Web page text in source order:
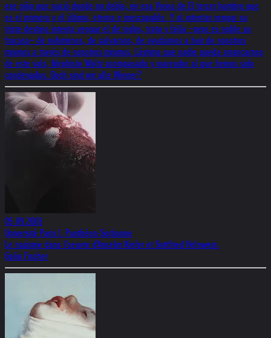
ese niño que nació donde no debía, en esa Viena de El tercer hombre que
es el primero y el último, eterna e inescapable. Y al intentar vengar su
triste destino intenta vengar el de todos, trata y falla −pero es noble su
fracaso− de redimirnos, de salvarnos, de ayudarnos a huir de nosotros
mismos a través de nosotros mismos. Lástima que nadie pueda arrancarnos
de este vals, Mephisto Waltz acompasado y mareador al que hemos sido
condenados. Doch sind wir alle Wiener?
05.09.2003
Université Paris I. Panthéon-Sorbonne
Le nazisme dans l'oeuvre d'Anselm Kiefer et Gottfried Helnwein.
Galia Fischer